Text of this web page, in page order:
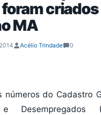
MA
Acélio Trindade 0
números do Cadastro
e Desempregados